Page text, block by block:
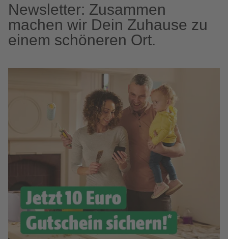
Newsletter: Zusammen
machen wir Dein Zuhause zu
einem schöneren Ort.